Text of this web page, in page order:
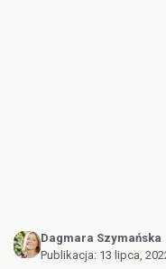
Dagmara Szymańska
Publikacja: 13 lipca,